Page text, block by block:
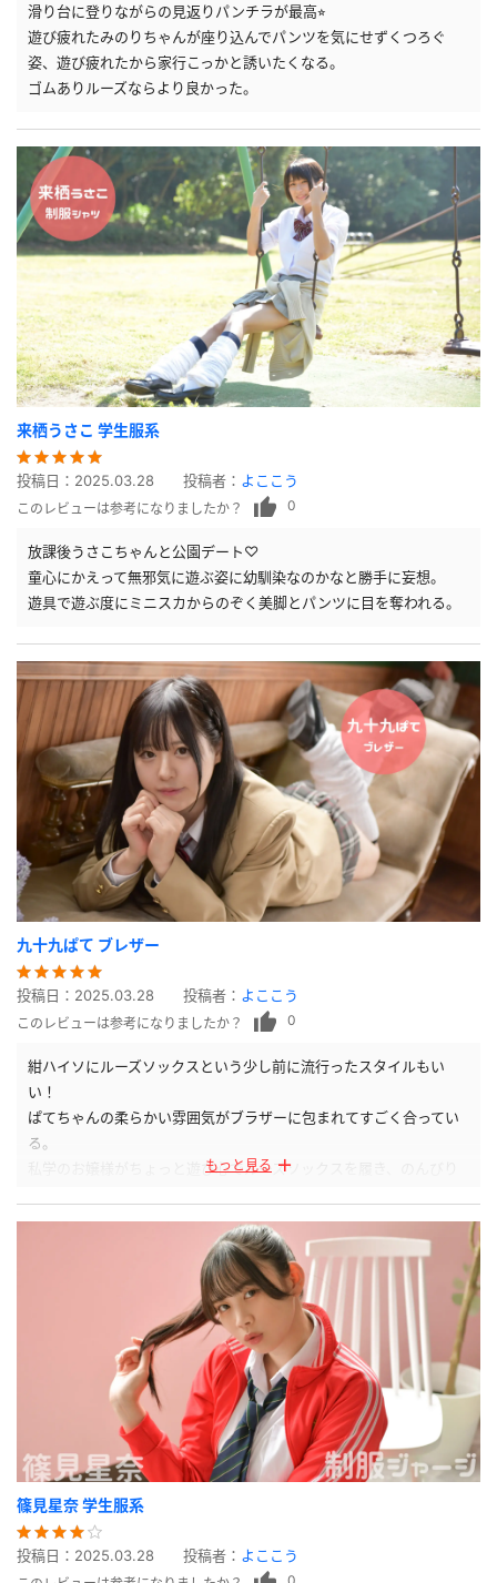
滑り台に登りながらの見返りパンチラが最高⭐︎
遊び疲れたみのりちゃんが座り込んでパンツを気にせずくつろぐ
姿、遊び疲れたから家行こっかと誘いたくなる。
ゴムありルーズならより良かった。
来栖うさこ 学生服系
投稿日： 2025.03.28 投稿者： よここう
このレビューは参考になりましたか？ 0
放課後うさこちゃんと公園デート♡
童心にかえって無邪気に遊ぶ姿に幼馴染なのかなと勝手に妄想。
遊具で遊ぶ度にミニスカからのぞく美脚とパンツに目を奪われる。
九十九ぱて ブレザー
投稿日： 2025.03.28 投稿者： よここう
このレビューは参考になりましたか？ 0
紺ハイソにルーズソックスという少し前に流行ったスタイルもい
い！
ぱてちゃんの柔らかい雰囲気がブラザーに包まれてすごく合ってい
る。
私学のお嬢様がちょっと遊び心でルーズソックスを履き、のんびり
もっと見る
篠見星奈 学生服系
投稿日： 2025.03.28 投稿者： よここう